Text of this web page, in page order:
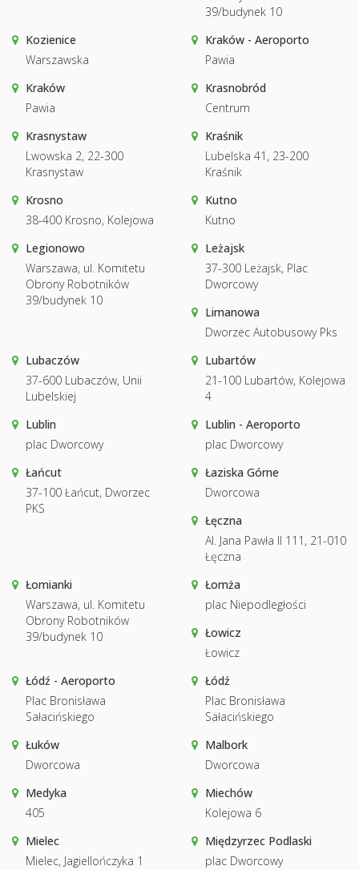
39/budynek 10
Kozienice
Warszawska
Kraków - Aeroporto
Pawia
Kraków
Pawia
Krasnobród
Centrum
Krasnystaw
Lwowska 2, 22-300
Krasnystaw
Kraśnik
Lubelska 41, 23-200
Kraśnik
Krosno
38-400 Krosno, Kolejowa
Kutno
Kutno
Legionowo
Warszawa, ul. Komitetu
Obrony Robotników
39/budynek 10
Leżajsk
37-300 Leżajsk, Plac
Dworcowy
Limanowa
Dworzec Autobusowy Pks
Lubaczów
37-600 Lubaczów, Unii
Lubelskiej
Lubartów
21-100 Lubartów, Kolejowa
4
Lublin
plac Dworcowy
Lublin - Aeroporto
plac Dworcowy
Łańcut
37-100 Łańcut, Dworzec
PKS
Łaziska Górne
Dworcowa
Łęczna
Al. Jana Pawła II 111, 21-010
Łęczna
Łomianki
Warszawa, ul. Komitetu
Obrony Robotników
39/budynek 10
Łomża
plac Niepodległości
Łowicz
Łowicz
Łódź - Aeroporto
Plac Bronisława
Sałacińskiego
Łódź
Plac Bronisława
Sałacińskiego
Łuków
Dworcowa
Malbork
Dworcowa
Medyka
405
Miechów
Kolejowa 6
Mielec
Mielec, Jagiellończyka 1
Międzyrzec Podlaski
plac Dworcowy